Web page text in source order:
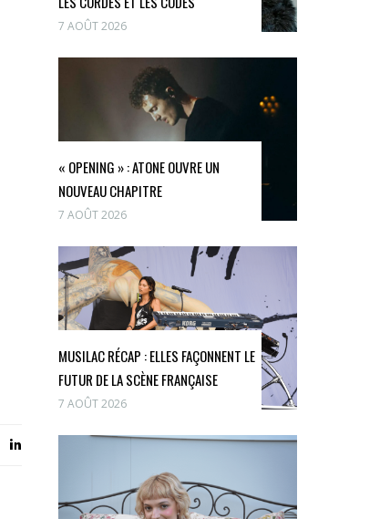
7 AOÛT 2026
« OPENING » : ATONE OUVRE UN
NOUVEAU CHAPITRE
7 AOÛT 2026
MUSILAC RÉCAP : ELLES FAÇONNENT LE
FUTUR DE LA SCÈNE FRANÇAISE
7 AOÛT 2026